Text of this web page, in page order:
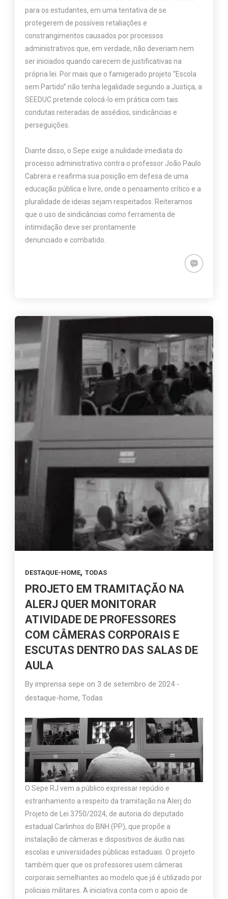
para os estudantes, em uma tentativa de se
protegerem de possíveis retaliações e
constrangimentos causados por processos
administrativos que, em verdade, não deveriam nem
ser iniciados quando carecem de justificativas na
própria lei. Por mais que o famigerado projeto “Escola
sem Partido” não tenha legalidade segundo a Justiça, a
SEEDUC pretende colocá-lo em prática com tais
condutas reiteradas de assédios, sindicâncias e
perseguições.
Diante disso, o Sepe exige a nulidade imediata do
processo administrativo contra o professor João Paulo
Cabrera e reafirma sua posição em defesa de uma
educação pública e livre, onde o pensamento crítico e a
pluralidade de ideias sejam respeitados. Reiteramos
que o uso de sindicâncias como ferramenta de
intimidação deve ser prontamente
denunciado e combatido.
DESTAQUE-HOME,TODAS
PROJETO EM TRAMITAÇÃO NA
ALERJ QUER MONITORAR
ATIVIDADE DE PROFESSORES
COM CÂMERAS CORPORAIS E
ESCUTAS DENTRO DAS SALAS DE
AULA
Byimprensa sepe on 3 de setembro de 2024 -
destaque-home,Todas
O Sepe RJ vem a público expressar repúdio e
estranhamento a respeito da tramitação na Alerj do
Projeto de Lei 3750/2024, de autoria do deputado
estadual Carlinhos do BNH (PP), que propõe a
instalação de câmeras e dispositivos de áudio nas
escolas e universidades públicas estaduais. O projeto
também quer que os professores usem câmeras
corporais semelhantes ao modelo que já é utilizado por
policiais militares. A iniciativa conta com o apoio de